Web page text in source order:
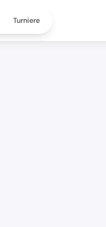
Turniere